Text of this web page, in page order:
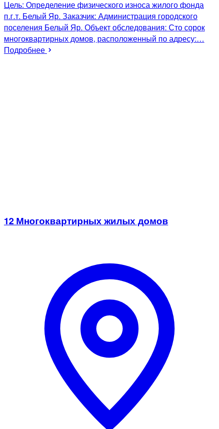
Цель: Определение физического износа жилого фонда
п.г.т. Белый Яр. Заказчик: Администрация городского
поселения Белый Яр. Объект обследования: Сто сорок
многоквартирных домов, расположенный по адресу:…
Подробнее
12 Многоквартирных жилых домов